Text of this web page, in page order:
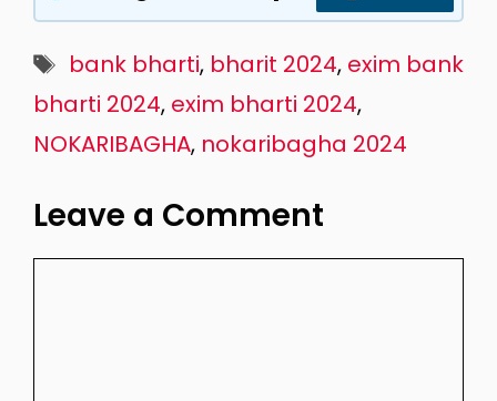
Tags
bank bharti, bharit 2024, exim bank
bharti 2024, exim bharti 2024,
NOKARIBAGHA, nokaribagha 2024
Leave a Comment